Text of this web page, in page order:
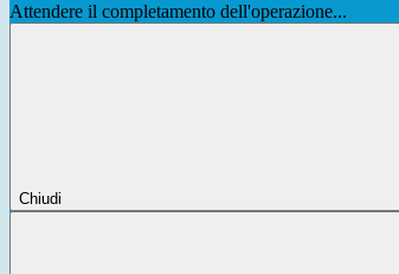
Attendere il completamento dell'operazione...
Chiudi